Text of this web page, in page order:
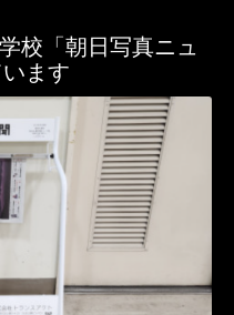
校「朝日写真ニュ
ます